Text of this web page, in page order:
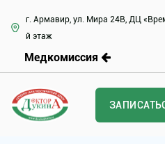
г. Армавир, ул. Мира 24В, ДЦ
й этаж
Медкомиссия